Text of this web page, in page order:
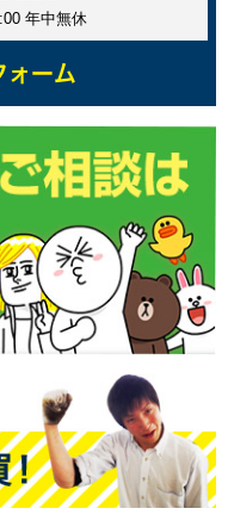
年中無休
ォーム